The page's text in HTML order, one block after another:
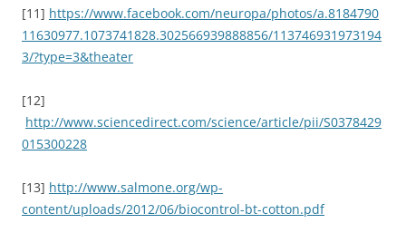
[11] https://www.facebook.com/neuropa/photos/a.8184790
11630977.1073741828.302566939888856/113746931973194
3/?type=3&theater
[12]
http://www.sciencedirect.com/science/article/pii/S0378429
015300228
[13] http://www.salmone.org/wp-
content/uploads/2012/06/biocontrol-bt-cotton.pdf